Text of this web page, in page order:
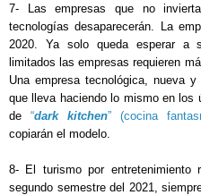
7- Las empresas que no
tecnologías desaparecerán. La
2020. Ya solo queda esperar a
limitados las empresas requieren
Una empresa tecnológica, nueva
que lleva haciendo lo mismo en
de “dark kitchen” (cocina
copiarán el modelo.
8- El turismo por entretenimiento
segundo semestre del 2021,